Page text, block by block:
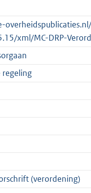
xml/MC-DRP-
regeling
(verordening)